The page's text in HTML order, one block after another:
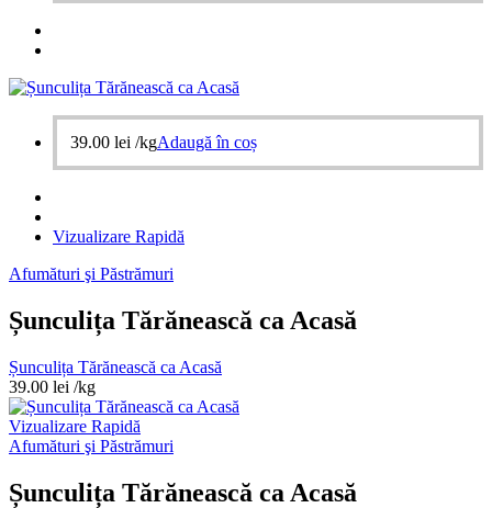
39.00 lei /kgAdaugă în coș
Vizualizare Rapidă
Afumături şi Păstrămuri
Șunculița Tărănească ca Acasă
Șunculița Tărănească ca Acasă
39.00 lei /kg
Vizualizare Rapidă
Afumături şi Păstrămuri
Șunculița Tărănească ca Acasă